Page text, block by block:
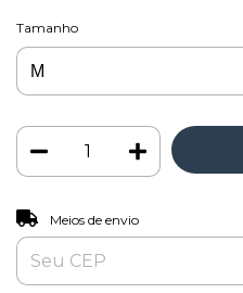
Tamanho
Entregas para o CEP:
Meios de envio